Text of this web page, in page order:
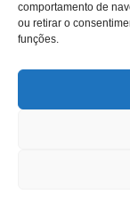
comportamento de
ou retirar o
funções.
Minha Conta
© VTcell Soluções